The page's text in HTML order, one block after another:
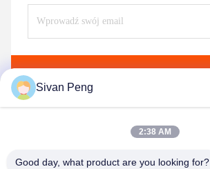
Sivan Peng
2:38 AM
Good day, what product are you looking for?